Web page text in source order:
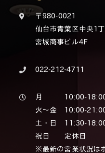
〒980-0021
仙台市青葉区中央1
宮城商事ビル4F
022-212-4711
月 10:00-
火～金 10:00-
土・日 11:30-
祝日 定休日
※最新の営業状況は